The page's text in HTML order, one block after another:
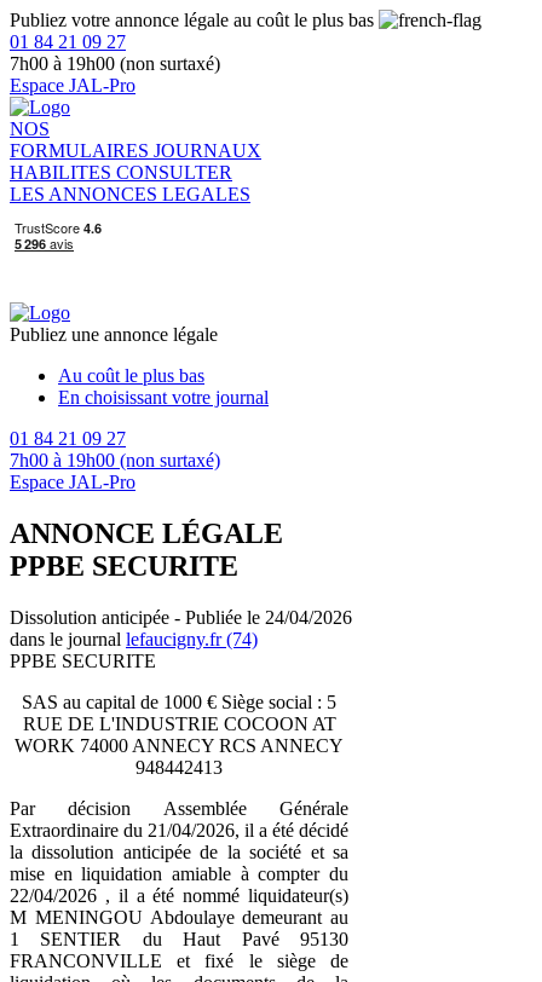
Publiez votre annonce légale au coût le plus bas
01 84 21 09 27
7h00 à 19h00 (non surtaxé)
Espace JAL-Pro
NOS
FORMULAIRES JOURNAUX
HABILITES CONSULTER
LES ANNONCES LEGALES
Publiez une annonce légale
Au coût le plus bas
En choisissant votre journal
01 84 21 09 27
7h00 à 19h00 (non surtaxé)
Espace JAL-Pro
ANNONCE LÉGALE
PPBE SECURITE
Dissolution anticipée - Publiée le 24/04/2026
dans le journal lefaucigny.fr (74)
PPBE SECURITE
SAS au capital de 1000 € Siège social : 5
RUE DE L'INDUSTRIE COCOON AT
WORK 74000 ANNECY RCS ANNECY
948442413
Par décision Assemblée Générale
Extraordinaire du 21/04/2026, il a été décidé
la dissolution anticipée de la société et sa
mise en liquidation amiable à compter du
22/04/2026 , il a été nommé liquidateur(s)
M MENINGOU Abdoulaye demeurant au
1 SENTIER du Haut Pavé 95130
FRANCONVILLE et fixé le siège de